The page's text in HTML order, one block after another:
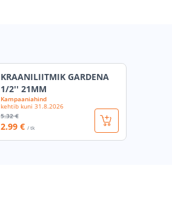
KRAANILIITMIK GARDENA
1/2'' 21MM
Kampaaniahind
kehtib kuni 31.8.2026
5.32 €
2.99 € / tk